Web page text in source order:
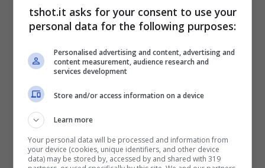
(265 – 67 67 68 63), con un ultimo giro da
Peter Lawrie (65 68 65 67) e su Peter
Hedblom (66 66 64 69).
Al quarto posto con 266 troviamo l’irlandese
Damien McGrane, al quinto posto con 267
tshot.it asks for your consent to use your
personal data for the following purposes:
Personalised advertising and content, advertising and
content measurement, audience research and
services development
Store and/or access information on a device
Learn more
Your personal data will be processed and information from
your device (cookies, unique identifiers, and other device
data) may be stored by, accessed by and shared with 319